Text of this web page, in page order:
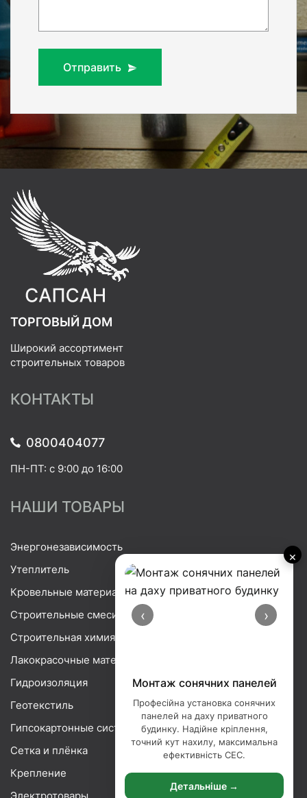
×
‹ ›
Монтаж сонячних панелей
Професійна установка сонячних
панелей на даху приватного
будинку. Надійне кріплення,
точний кут нахилу, максимальна
ефективність СЕС.
Детальніше →
Отправить
ТОРГОВЫЙ ДОМ
Широкий ассортимент
строительных товаров
КОНТАКТЫ
0800404077
ПН-ПТ: с 9:00 до 16:00
НАШИ ТОВАРЫ
Энергонезависимость
Утеплитель
Кровельные материалы
Строительные смеси
Строительная химия
Лакокрасочные материалы
Гидроизоляция
Геотекстиль
Гипсокартонные системы
Сетка и плёнка
Крепление